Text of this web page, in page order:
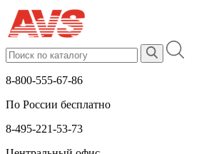
8-800-555-67-86
По России бесплатно
8-495-221-53-73